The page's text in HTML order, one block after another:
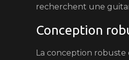
recherchent une
Conception
La conception robuste